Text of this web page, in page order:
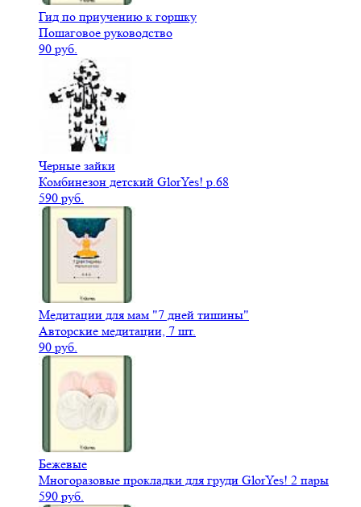
Гид по приучению к горшку
Пошаговое руководство
90 руб.
Черные зайки
Комбинезон детский GlorYes! р.68
590 руб.
Медитации для мам "7 дней тишины"
Авторские медитации, 7 шт.
90 руб.
Бежевые
Многоразовые прокладки для груди GlorYes! 2 пары
590 руб.